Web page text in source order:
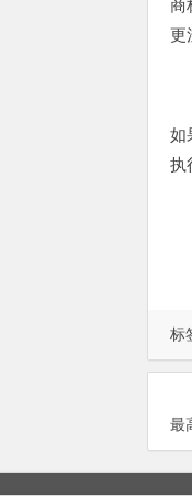
商
更
如
执
标
最高